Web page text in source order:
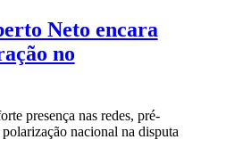
Neto encara
no
presença nas redes, pré-
nacional na disputa